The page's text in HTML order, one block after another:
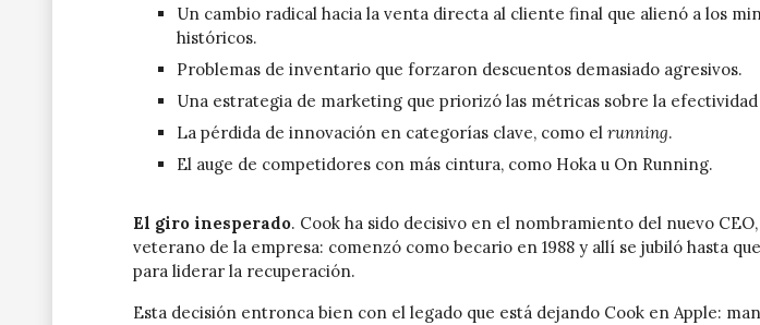
Un cambio radical hacia la venta directa al cliente final que alienó a los
históricos.
Problemas de inventario que forzaron descuentos demasiado agresivos.
Una estrategia de marketing que priorizó las métricas sobre la
La pérdida de innovación en categorías clave, como el running.
El auge de competidores con más cintura, como Hoka u On Running.
El giro inesperado. Cook ha sido decisivo en el nombramiento del nuevo
veterano de la empresa: comenzó como becario en 1988 y allí se jubiló hasta
para liderar la recuperación.
Esta decisión entronca bien con el legado que está dejando Cook en Apple: